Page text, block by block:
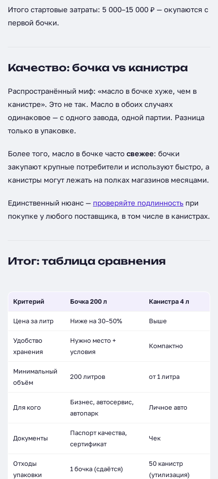
Итого стартовые затраты: 5 000–15 000 ₽ — окупаются с
первой бочки.
Качество: бочка vs канистра
Распространённый миф: «масло в бочке хуже, чем в
канистре». Это не так. Масло в обоих случаях
одинаковое — с одного завода, одной партии. Разница
только в упаковке.
Более того, масло в бочке часто свежее: бочки
закупают крупные потребители и используют быстро, а
канистры могут лежать на полках магазинов месяцами.
Единственный нюанс — проверяйте подлинность при
покупке у любого поставщика, в том числе в канистрах.
Итог: таблица сравнения
Критерий Бочка 200 л Канистра 4 л
Цена за литр Ниже на 30–50% Выше
Удобство
хранения
Нужно место +
условия
Компактно
Минимальный
объём
200 литров от 1 литра
Для кого
Бизнес, автосервис,
автопарк
Личное авто
Документы
Паспорт качества,
сертификат
Чек
Отходы
упаковки
1 бочка (сдаётся)
50 канистр
(утилизация)